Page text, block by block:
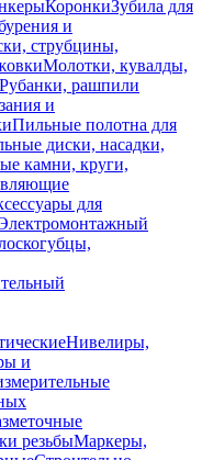
КоронкиЗубила для
и
струбцины,
Молотки, кувалды,
Рубанки, рашпили
и
Пильные полотна для
диски, насадки,
камни, круги,
для
Нивелиры,
и
резьбыМаркеры,